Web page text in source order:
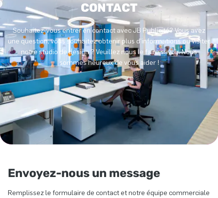
CONTACT
Souhaitez-vous entrer en contact avec JB Publicité? Vous avez
une question, vous souhaitez obtenir plus d'informations ou visiter
notre studio de design ? Veuillez nous le faire savoir. Nous
sommes heureux de vous aider !
Envoyez-nous un message
Remplissez le formulaire de contact et notre équipe commerciale